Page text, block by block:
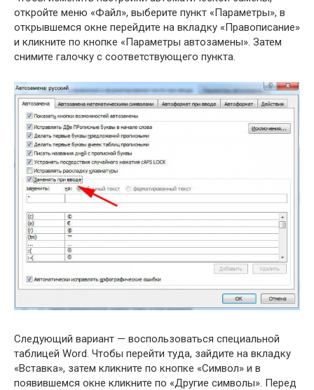
откройте меню «Файл», выберите пункт «Параметры», в
открывшемся окне перейдите на вкладку «Правописание»
и кликните по кнопке «Параметры автозамены». Затем
снимите галочку с соответствующего пункта.
Следующий вариант — воспользоваться специальной
таблицей Word. Чтобы перейти туда, зайдите на вкладку
«Вставка», затем кликните по кнопке «Символ» и в
появившемся окне кликните по «Другие символы». Перед